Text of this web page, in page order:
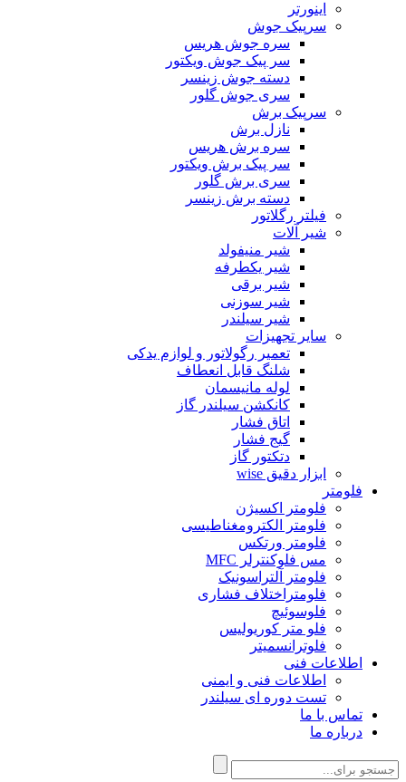
اینورتر
سرپیک جوش
سره جوش هریس
سر پیک جوش ویکتور
دسته جوش زینسر
سری جوش گلور
سرپیک برش
نازل برش
سره برش هریس
سر پیک برش ویکتور
سری برش گلور
دسته برش زینسر
فیلتر رگلاتور
شیر آلات
شیر منیفولد
شیر یکطرفه
شیر برقی
شیر سوزنی
شیر سیلندر
سایر تجهیزات
تعمیر رگولاتور و لوازم یدکی
شلنگ قابل انعطاف
لوله مانیسمان
کانکشن سیلندر گاز
اتاق فشار
گیج فشار
دتکتور گاز
ابزار دقیق wise
فلومتر
فلومتر اکسیژن
فلومتر الکترومغناطیسی
فلومتر ورتکس
مس فلوکنترلر MFC
فلومتر آلتراسونیک
فلومتراختلاف فشاری
فلوسوئیچ
فلو متر کوریولیس
فلوترانسمیتر
اطلاعات فنی
اطلاعات فنی و ایمنی
تست دوره ای سیلندر
تماس با ما
درباره ما